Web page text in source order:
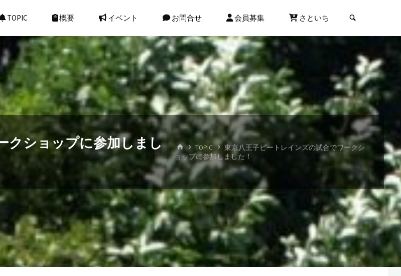
TOPIC 概要 イベント お問合せ 会員募集 さといち
クショップに参加しまし
ホ
ー
ム
TOPIC
東京八王子ビートレインズの試合でワークシ
ョップに参加しました！